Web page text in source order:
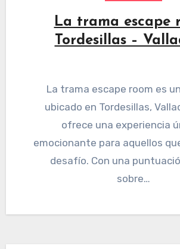
La trama escape
Tordesillas –
La trama escape room es un negocio
ubicado en Tordesillas,
ofrece una experiencia
emocionante para aquellos
desafío. Con una
sobre…